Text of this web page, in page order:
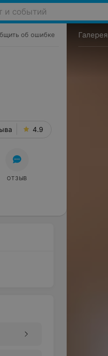
и событий
об ошибке
4.9
ОТЗЫВ
Галерея